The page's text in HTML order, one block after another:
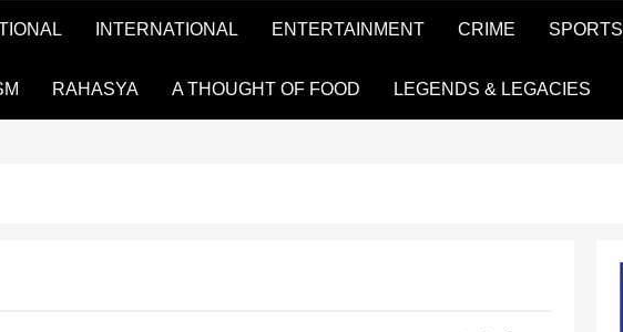
INTERNATIONAL ENTERTAINMENT CRIME SPORTS
RAHASYA A THOUGHT OF FOOD LEGENDS & LEGACIES